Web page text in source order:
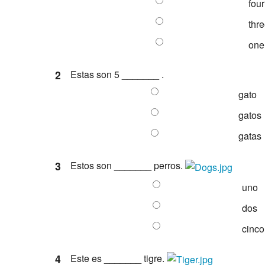
one
2
Estas son 5 _______ .
gato
gatos
gatas
3
Estos son _______ perros.
uno
dos
cinco
4 Este es _______ tigre.